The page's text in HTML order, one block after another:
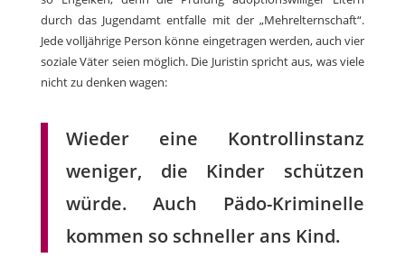
durch das Jugendamt entfalle mit der „Mehrelternschaft“.
Jede volljährige Person könne eingetragen werden, auch vier
soziale Väter seien möglich. Die Juristin spricht aus, was viele
nicht zu denken wagen:
Wieder eine Kontrollinstanz
weniger, die Kinder schützen
würde. Auch Pädo-Kriminelle
kommen so schneller ans Kind.